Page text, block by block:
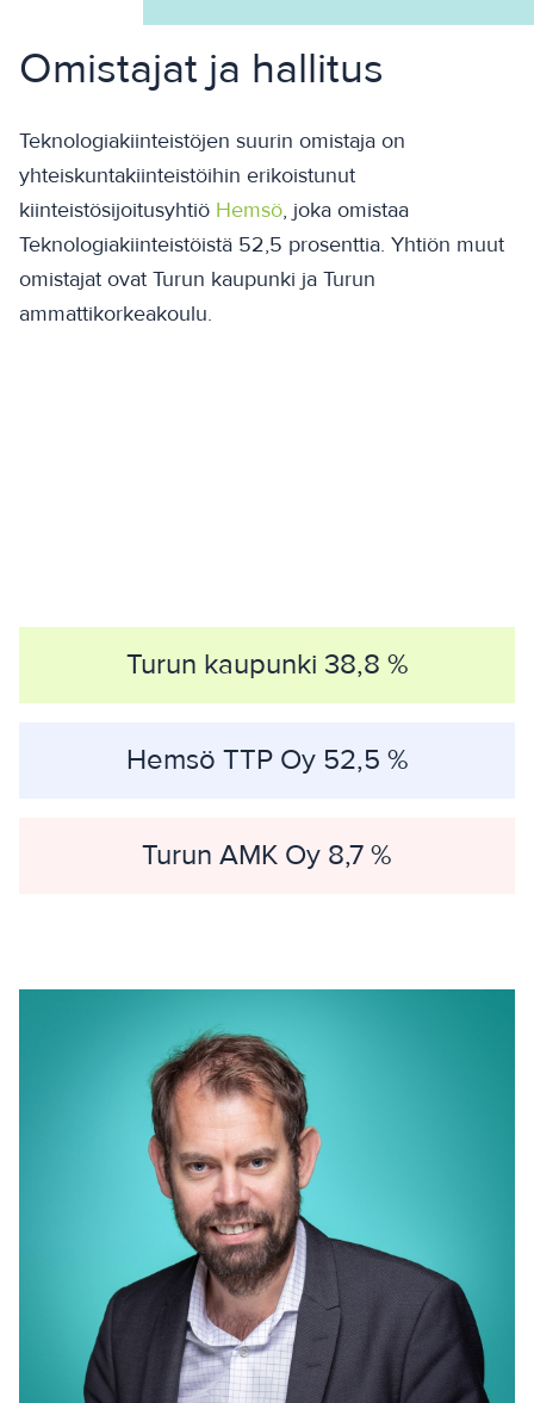
Omistajat ja hallitus
Teknologiakiinteistöjen suurin omistaja on
yhteiskuntakiinteistöihin erikoistunut
kiinteistösijoitusyhtiö Hemsö, joka omistaa
Teknologiakiinteistöistä 52,5 prosenttia. Yhtiön muut
omistajat ovat Turun kaupunki ja Turun
ammattikorkeakoulu.
Turun kaupunki 38,8 %
Hemsö TTP Oy 52,5 %
Turun AMK Oy 8,7 %